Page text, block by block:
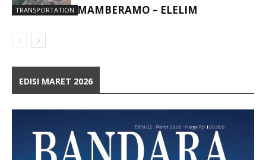
TRANSPORTATION MAMBERAMO – ELELIM
EDISI MARET 2026